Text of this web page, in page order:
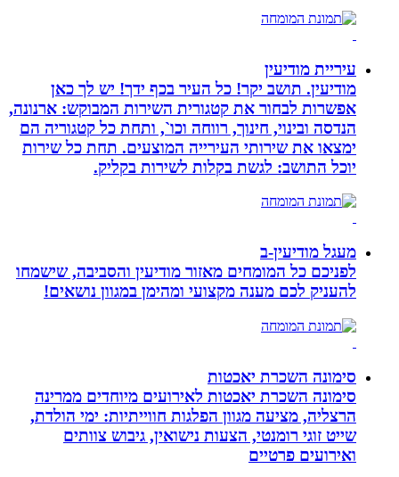
עיריית מודיעין
מודיעין. תושב יקר! כל העיר בכף ידך! יש לך כאן
אפשרות לבחור את קטגורית השירות המבוקש: ארנונה,
הנדסה ובינוי, חינוך, רווחה וכו`, ותחת כל קטגוריה הם
ימצאו את שירותי העירייה המוצעים. תחת כל שירות
יוכל התושב: לגשת בקלות לשירות בקליק.
מעגל מודיעין-ב
לפניכם כל המומחים מאזור מודיעין והסביבה, שישמחו
להעניק לכם מענה מקצועי ומהימן במגוון נושאים!
סימונה השכרת יאכטות
סימונה השכרת יאכטות לאירועים מיוחדים ממרינה
הרצליה, מציעה מגוון הפלגות חווייתיות: ימי הולדת,
שייט זוגי רומנטי, הצעות נישואין, גיבוש צוותים
ואירועים פרטיים